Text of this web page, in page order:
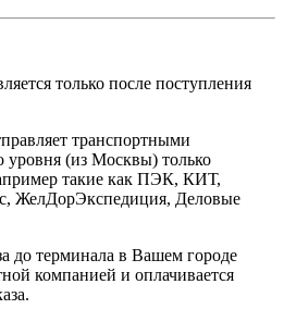
только после поступления
транспортными
уровня (из Москвы) только
такие как ПЭК, КИТ,
ЖелДорЭкспедиция, Деловые
до терминала в Вашем городе
компанией и оплачивается